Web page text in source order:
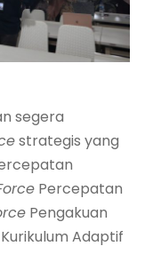
segera
strategis yang
Percepatan
Pengakuan
Kurikulum Adaptif